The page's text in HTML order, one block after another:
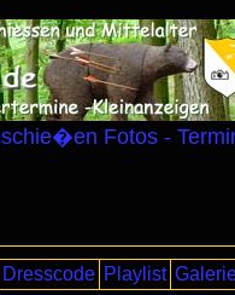
Fotos -
Dresscode Playlist